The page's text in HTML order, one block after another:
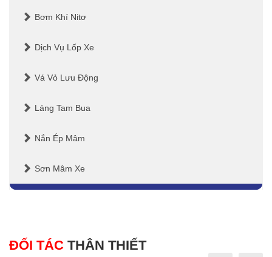
Bơm Khí Nitơ
Dịch Vụ Lốp Xe
Vá Vỏ Lưu Động
Láng Tam Bua
Nắn Ép Mâm
Sơn Mâm Xe
ĐỐI TÁC THÂN THIẾT